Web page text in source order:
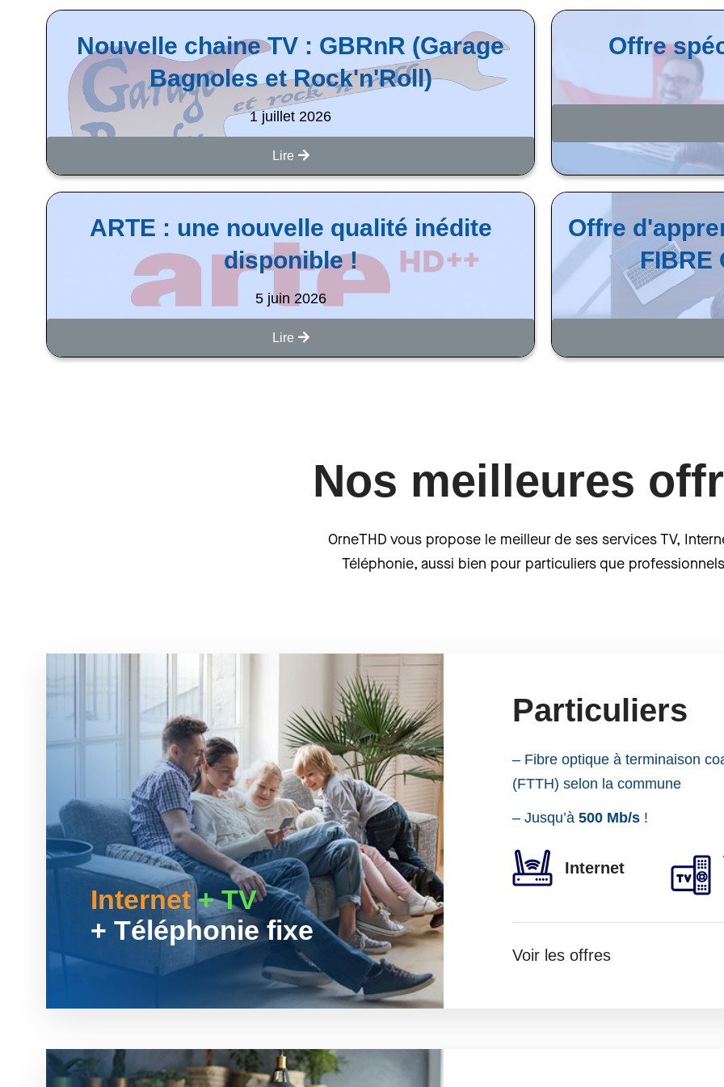
Nouvelle chaine TV : GBRnR (Garage
Bagnoles et Rock'n'Roll)
1 juillet 2026
Lire
Offre
ARTE : une nouvelle qualité inédite
disponible !
5 juin 2026
Lire
Offre
FIBRE
Nos meilleures
OrneTHD vous propose le meilleur de ses services TV,
Téléphonie, aussi bien pour particuliers que
Internet+ TV
+ Téléphonie fixe
Particuliers
– Fibre optique à terminaison
(FTTH) selon la commune
– Jusqu’à 500 Mb/s !
Internet
Voir les offres